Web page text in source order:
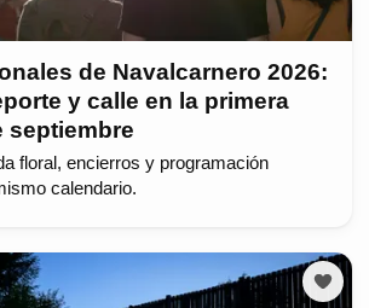
de Navalcarnero 2026:
y calle en la primera
septiembre
floral, encierros y programación
calendario.